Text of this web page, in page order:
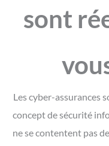
sont
Les cyber-assurances
concept de sécurité
ne se contentent pas